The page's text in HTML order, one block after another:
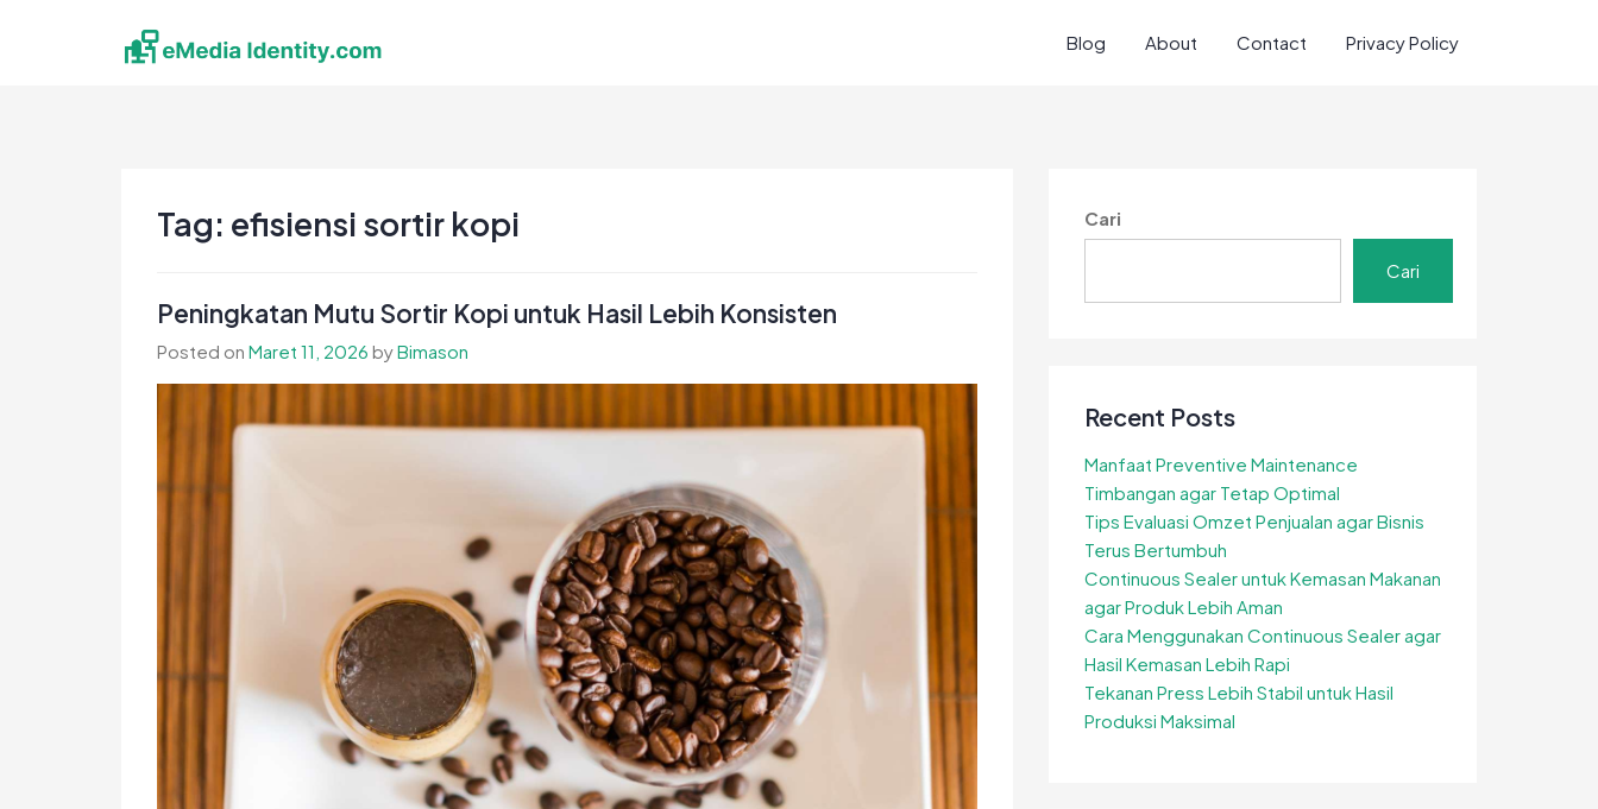
Blog About Contact Privacy Policy
Tag: efisiensi sortir kopi
Peningkatan Mutu Sortir Kopi untuk Hasil Lebih Konsisten
Posted on Maret 11, 2026 byBimason
Cari
Cari
Recent Posts
Manfaat Preventive Maintenance
Timbangan agar Tetap Optimal
Tips Evaluasi Omzet Penjualan agar Bisnis
Terus Bertumbuh
Continuous Sealer untuk Kemasan Makanan
agar Produk Lebih Aman
Cara Menggunakan Continuous Sealer agar
Hasil Kemasan Lebih Rapi
Tekanan Press Lebih Stabil untuk Hasil
Produksi Maksimal